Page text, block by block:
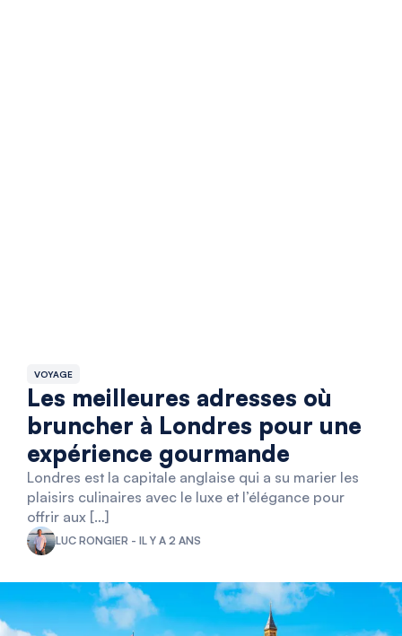
VOYAGE
Les meilleures adresses où
bruncher à Londres pour une
expérience gourmande
Londres est la capitale anglaise qui a su marier les
plaisirs culinaires avec le luxe et l’élégance pour
offrir aux […]
LUC RONGIER - IL Y A 2 ANS